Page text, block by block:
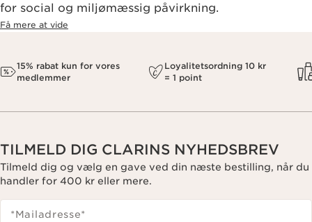
for social og miljømæssig påvirkning.
Få mere at vide
15% rabat kun for vores
medlemmer
Loyalitetsordning 10 kr
= 1 point
TILMELD DIG CLARINS NYHEDSBREV
Tilmeld dig og vælg en gave ved din næste bestilling, når du
handler for 400 kr eller mere.
*Mailadresse*